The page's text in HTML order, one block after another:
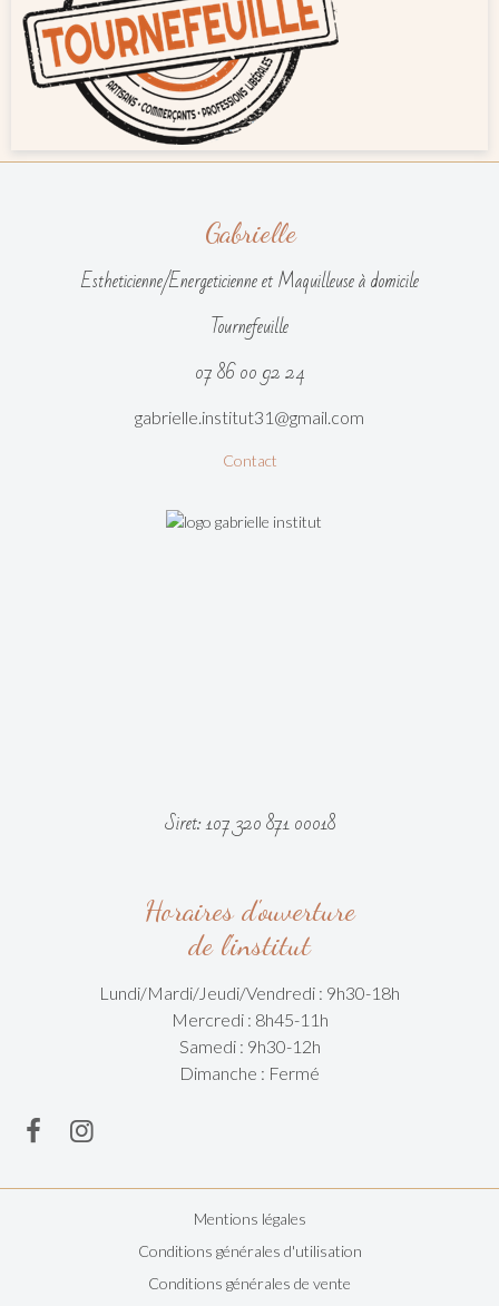
Gabrielle
Estheticienne/Energeticienne et Maquilleuse à domicile
Tournefeuille
07 86 00 92 24
gabrielle.institut31@gmail.com
Contact
Siret: 107 320 871 00018
Horaires d'ouverture
de l'institut
Lundi/Mardi/Jeudi/Vendredi : 9h30-18h
Mercredi : 8h45-11h
Samedi : 9h30-12h
Dimanche : Fermé
Mentions légales
Conditions générales d'utilisation
Conditions générales de vente